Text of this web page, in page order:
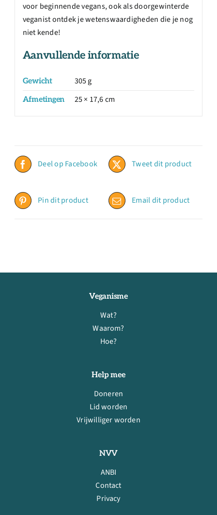
voor beginnende vegans, ook als doorgewinterde
veganist ontdek je wetenswaardigheden die je nog
niet kende!
Aanvullende informatie
Gewicht 305 g
Afmetingen 25 × 17,6 cm
Deel op Facebook Tweet dit product
Pin dit product Email dit product
Veganisme
Wat?
Waarom?
Hoe?
Help mee
Doneren
Lid worden
Vrijwilliger worden
NVV
ANBI
Contact
Privacy